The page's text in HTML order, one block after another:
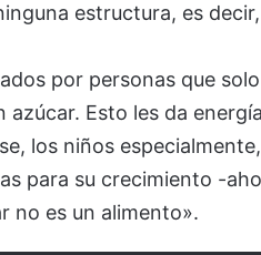
estructura, es
por personas que
Esto les da
los niños
para su crecimiento -
no es un alimento».